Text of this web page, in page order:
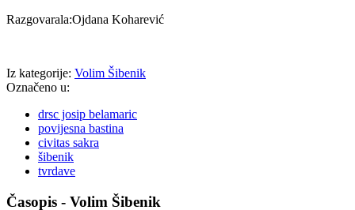
Razgovarala:Ojdana Koharević
Iz kategorije: Volim Šibenik
Označeno u:
drsc josip belamaric
povijesna bastina
civitas sakra
šibenik
tvrdave
Časopis - Volim Šibenik